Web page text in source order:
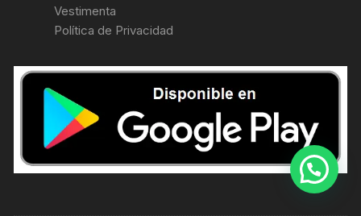
Vestimenta
Política de Privacidad